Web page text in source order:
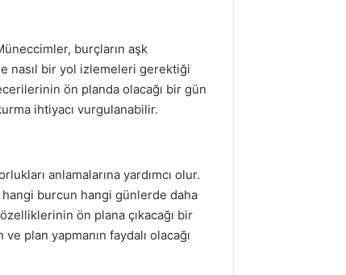
burçların aşk
nasıl bir yol izlemeleri gerektiği
ön planda olacağı bir gün
ihtiyacı vurgulanabilir.
anlamalarına yardımcı olur.
burcun hangi günlerde daha
ön plana çıkacağı bir
plan yapmanın faydalı olacağı